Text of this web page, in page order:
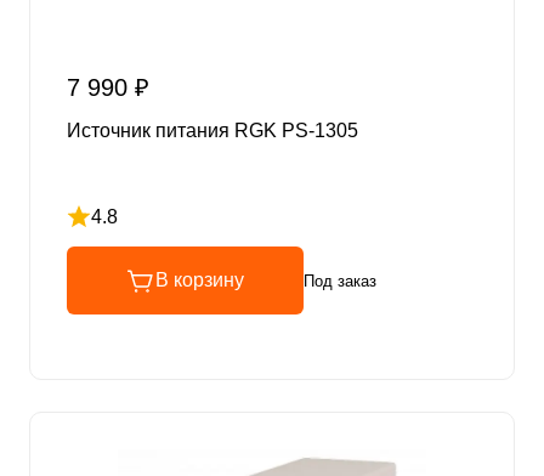
7 990 ₽
Источник питания RGK PS-1305
4.8
Рейтинг 4.8 из 5
В корзину Под заказ